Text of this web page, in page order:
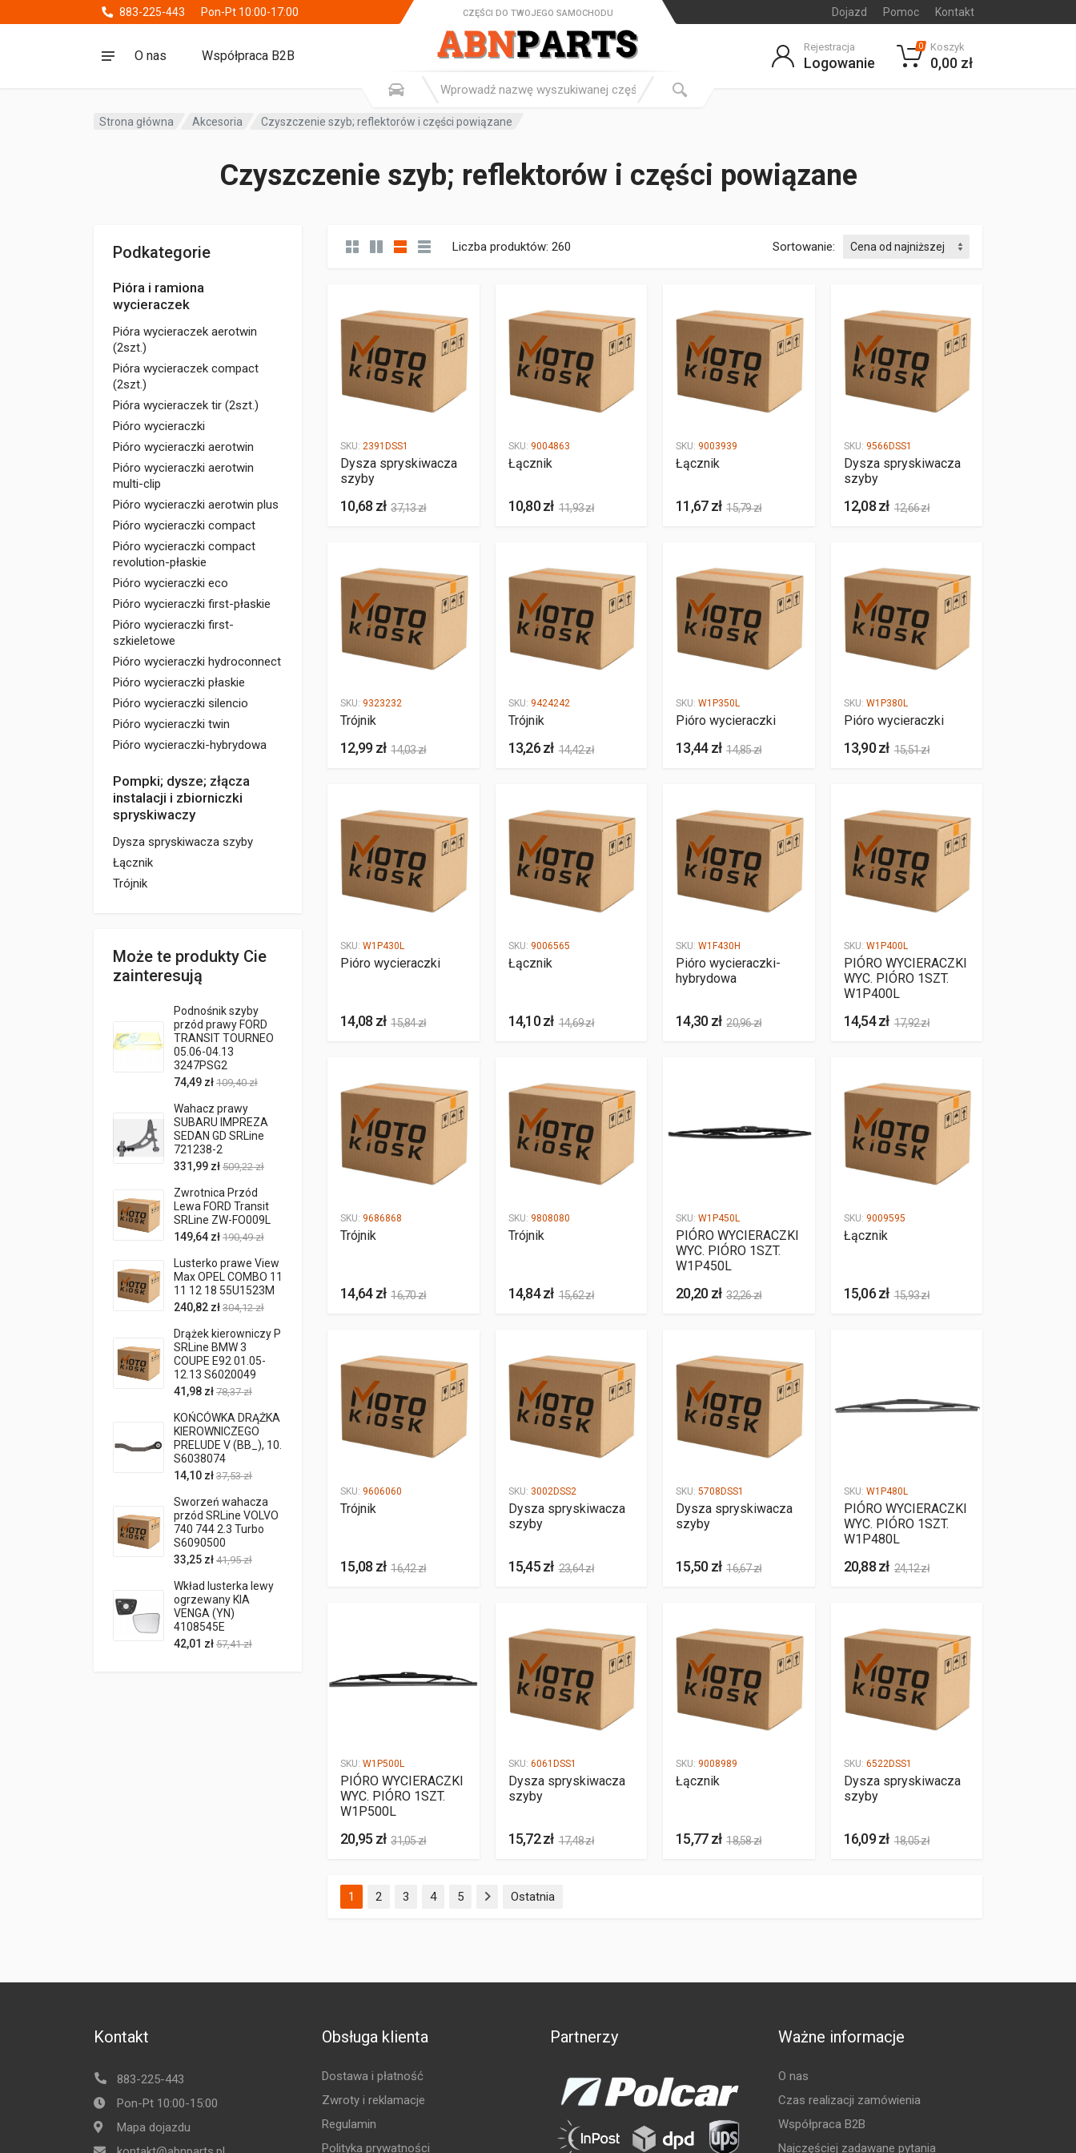
883-225-443 Pon-Pt 10:00-17:00 Dojazd Pomoc Kontakt
O nas Współpraca B2B
CZĘŚCI DO TWOJEGO SAMOCHODU
Rejestracja
Logowanie
0 Koszyk
0,00 zł
Strona główna Akcesoria Czyszczenie szyb; reflektorów i części powiązane
Czyszczenie szyb; reflektorów i części powiązane
Podkategorie
Pióra i ramiona
wycieraczek
Pióra wycieraczek aerotwin
(2szt.)
Pióra wycieraczek compact
(2szt.)
Pióra wycieraczek tir (2szt.)
Pióro wycieraczki
Pióro wycieraczki aerotwin
Pióro wycieraczki aerotwin
multi-clip
Pióro wycieraczki aerotwin plus
Pióro wycieraczki compact
Pióro wycieraczki compact
revolution-płaskie
Pióro wycieraczki eco
Pióro wycieraczki first-płaskie
Pióro wycieraczki first-
szkieletowe
Pióro wycieraczki hydroconnect
Pióro wycieraczki płaskie
Pióro wycieraczki silencio
Pióro wycieraczki twin
Pióro wycieraczki-hybrydowa
Pompki; dysze; złącza
instalacji i zbiorniczki
spryskiwaczy
Dysza spryskiwacza szyby
Łącznik
Trójnik
Może te produkty Cie
zainteresują
Podnośnik szyby
przód prawy FORD
TRANSIT TOURNEO
05.06-04.13
3247PSG2
74,49 zł 109,40 zł
Wahacz prawy
SUBARU IMPREZA
SEDAN GD SRLine
721238-2
331,99 zł 509,22 zł
Zwrotnica Przód
Lewa FORD Transit
SRLine ZW-FO009L
149,64 zł 190,49 zł
Lusterko prawe View
Max OPEL COMBO 11
11 12 18 55U1523M
240,82 zł 304,12 zł
Drążek kierowniczy P
SRLine BMW 3
COUPE E92 01.05-
12.13 S6020049
41,98 zł 78,37 zł
KOŃCÓWKA DRĄŻKA
KIEROWNICZEGO
PRELUDE V (BB_), 10.
S6038074
14,10 zł 37,53 zł
Sworzeń wahacza
przód SRLine VOLVO
740 744 2.3 Turbo
S6090500
33,25 zł 41,95 zł
Wkład lusterka lewy
ogrzewany KIA
VENGA (YN)
4108545E
42,01 zł 57,41 zł
Liczba produktów: 260 Sortowanie:
SKU: 2391DSS1
Dysza spryskiwacza
szyby
10,68 zł 37,13 zł
SKU: 9004863
Łącznik
10,80 zł 11,93 zł
SKU: 9003939
Łącznik
11,67 zł 15,79 zł
SKU: 9566DSS1
Dysza spryskiwacza
szyby
12,08 zł 12,66 zł
SKU: 9323232
Trójnik
12,99 zł 14,03 zł
SKU: 9424242
Trójnik
13,26 zł 14,42 zł
SKU: W1P350L
Pióro wycieraczki
13,44 zł 14,85 zł
SKU: W1P380L
Pióro wycieraczki
13,90 zł 15,51 zł
SKU: W1P430L
Pióro wycieraczki
14,08 zł 15,84 zł
SKU: 9006565
Łącznik
14,10 zł 14,69 zł
SKU: W1F430H
Pióro wycieraczki-
hybrydowa
14,30 zł 20,96 zł
SKU: W1P400L
PIÓRO WYCIERACZKI
WYC. PIÓRO 1SZT.
W1P400L
14,54 zł 17,92 zł
SKU: 9686868
Trójnik
14,64 zł 16,70 zł
SKU: 9808080
Trójnik
14,84 zł 15,62 zł
SKU: W1P450L
PIÓRO WYCIERACZKI
WYC. PIÓRO 1SZT.
W1P450L
20,20 zł 32,26 zł
SKU: 9009595
Łącznik
15,06 zł 15,93 zł
SKU: 9606060
Trójnik
15,08 zł 16,42 zł
SKU: 3002DSS2
Dysza spryskiwacza
szyby
15,45 zł 23,64 zł
SKU: 5708DSS1
Dysza spryskiwacza
szyby
15,50 zł 16,67 zł
SKU: W1P480L
PIÓRO WYCIERACZKI
WYC. PIÓRO 1SZT.
W1P480L
20,88 zł 24,12 zł
SKU: W1P500L
PIÓRO WYCIERACZKI
WYC. PIÓRO 1SZT.
W1P500L
20,95 zł 31,05 zł
SKU: 6061DSS1
Dysza spryskiwacza
szyby
15,72 zł 17,48 zł
SKU: 9008989
Łącznik
15,77 zł 18,58 zł
SKU: 6522DSS1
Dysza spryskiwacza
szyby
16,09 zł 18,05 zł
1 (aktualna)
2 3 4 5 Ostatnia
Kontakt
883-225-443
Pon-Pt 10:00-15:00
Mapa dojazdu
Obsługa klienta
Dostawa i płatność
Zwroty i reklamacje
Regulamin
Polityka prywatności
Partnerzy Ważne informacje
O nas
Czas realizacji zamówienia
Współpraca B2B
Najczęściej zadawane pytania